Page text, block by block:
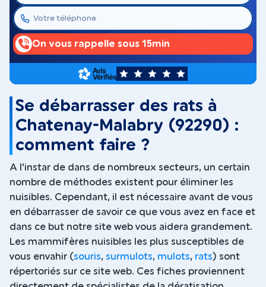
On vous rappelle sous 15min
5
Se débarrasser des rats à
Chatenay-Malabry (92290) :
comment faire ?
A l'instar de dans de nombreux secteurs, un certain
nombre de méthodes existent pour éliminer les
nuisibles. Cependant, il est nécessaire avant de vous
en débarrasser de savoir ce que vous avez en face et
dans ce but notre site web vous aidera grandement.
Les mammifères nuisibles les plus susceptibles de
vous envahir (souris, surmulots, mulots, rats) sont
répertoriés sur ce site web. Ces fiches proviennent